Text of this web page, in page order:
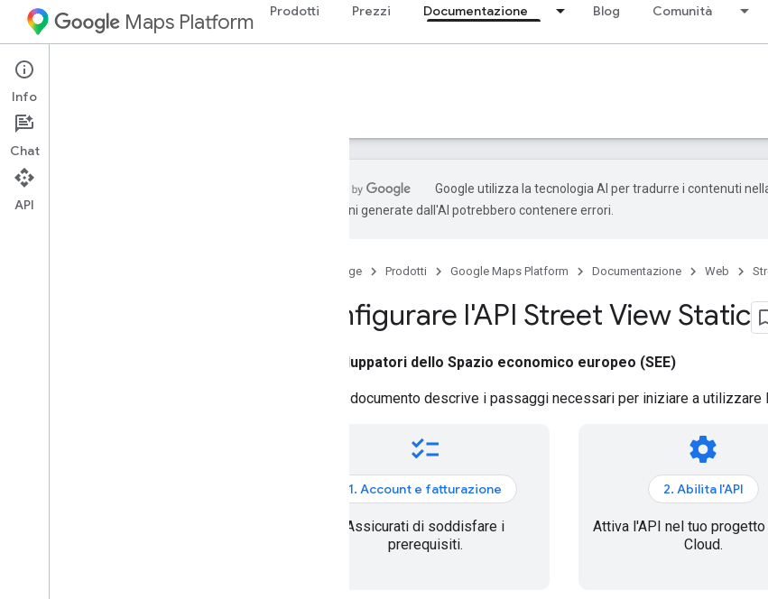
Maps Platform Prodotti Prezzi Documentazione Blog Comunità
Web
Guide
Google utilizza la tecnologia AI per tradurre i contenuti
traduzioni generate dall'AI potrebbero contenere errori.
Home page Prodotti Google Maps Platform Documentazione Web
Configurare l'API Street View Static
Sviluppatori dello Spazio economico europeo (SEE)
Questo documento descrive i passaggi necessari per iniziare a utilizzare
checklist
1. Account e fatturazione
Assicurati di soddisfare i
prerequisiti.
settings
2. Abilita l'API
Attiva l'API nel tuo progetto
Cloud.
Info
Chat
API